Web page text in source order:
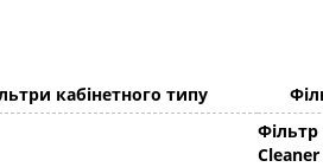
кабінетного типу
Cleaner